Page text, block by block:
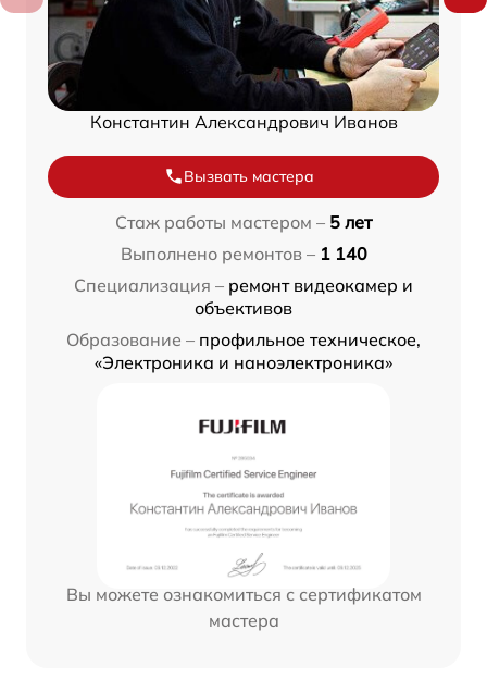
Константин Александрович Иванов
Вызвать мастера
Стаж работы мастером – 5 лет
Выполнено ремонтов – 1 140
Специализация – ремонт видеокамер и
объективов
Образование – профильное техническое,
«Электроника и наноэлектроника»
Вы можете ознакомиться с сертификатом
мастера